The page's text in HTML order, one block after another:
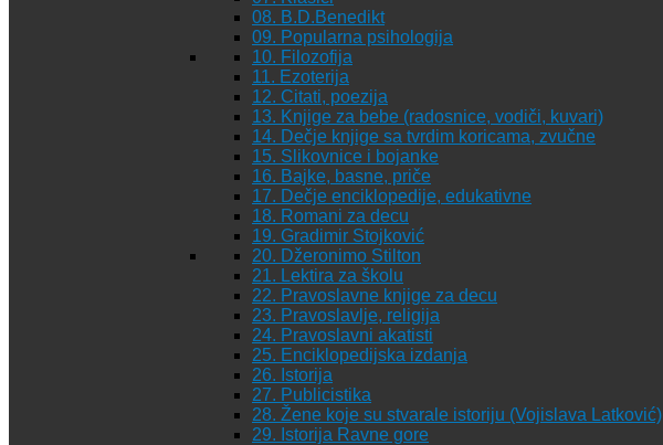
08. B.D.Benedikt
09. Popularna psihologija
10. Filozofija
11. Ezoterija
12. Citati, poezija
13. Knjige za bebe (radosnice, vodiči, kuvari)
14. Dečje knjige sa tvrdim koricama, zvučne
15. Slikovnice i bojanke
16. Bajke, basne, priče
17. Dečje enciklopedije, edukativne
18. Romani za decu
19. Gradimir Stojković
20. Džeronimo Stilton
21. Lektira za školu
22. Pravoslavne knjige za decu
23. Pravoslavlje, religija
24. Pravoslavni akatisti
25. Enciklopedijska izdanja
26. Istorija
27. Publicistika
28. Žene koje su stvarale istoriju (Vojislava Latković)
29. Istorija Ravne gore